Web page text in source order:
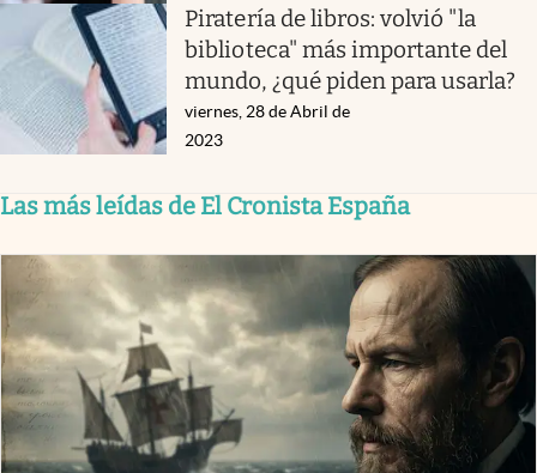
Piratería de libros: volvió "la
biblioteca" más importante del
mundo, ¿qué piden para usarla?
viernes, 28 de Abril de
2023
Las más leídas de El Cronista España